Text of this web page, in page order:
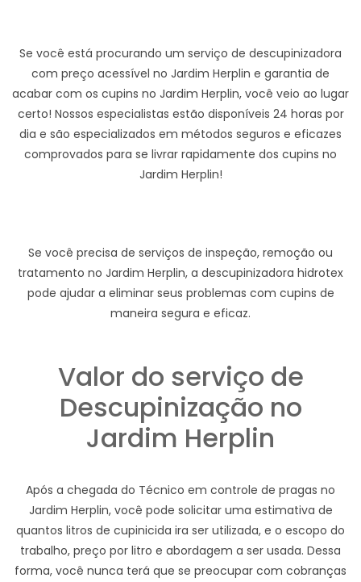
Se você está procurando um serviço de descupinizadora
com preço acessível no Jardim Herplin e garantia de
acabar com os cupins no Jardim Herplin, você veio ao lugar
certo! Nossos especialistas estão disponíveis 24 horas por
dia e são especializados em métodos seguros e eficazes
comprovados para se livrar rapidamente dos cupins no
Jardim Herplin!
Se você precisa de serviços de inspeção, remoção ou
tratamento no Jardim Herplin, a descupinizadora hidrotex
pode ajudar a eliminar seus problemas com cupins de
maneira segura e eficaz.
Valor do serviço de
Descupinização no
Jardim Herplin
Após a chegada do Técnico em controle de pragas no
Jardim Herplin, você pode solicitar uma estimativa de
quantos litros de cupinicida ira ser utilizada, e o escopo do
trabalho, preço por litro e abordagem a ser usada. Dessa
forma, você nunca terá que se preocupar com cobranças